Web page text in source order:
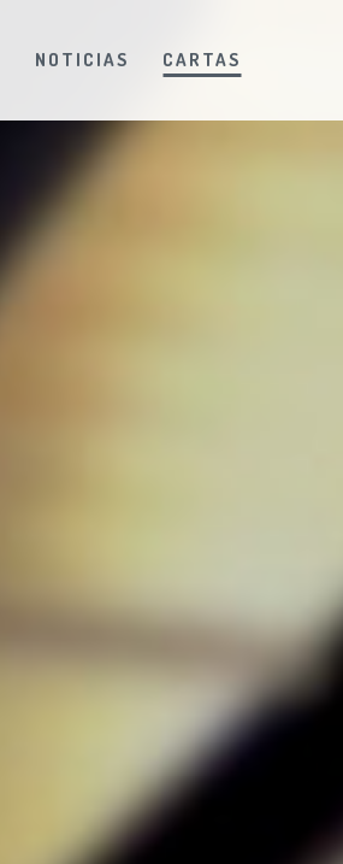
NOTICIAS CARTAS